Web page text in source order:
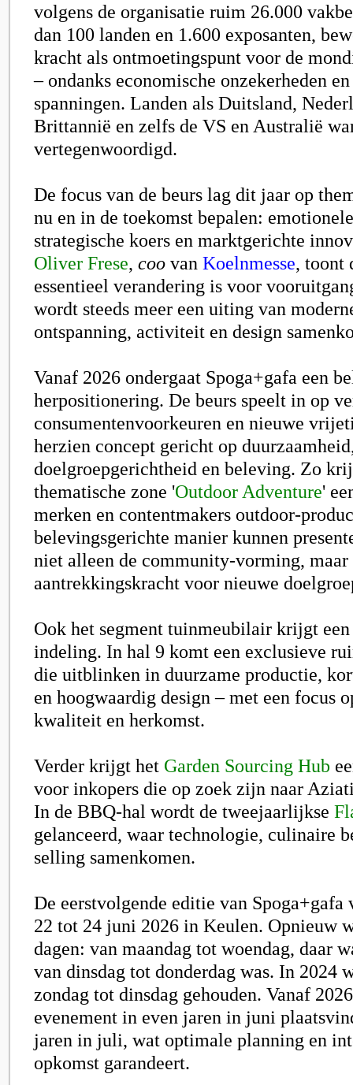
volgens de organisatie ruim 26.000
dan 100 landen en 1.600 exposanten,
kracht als ontmoetingspunt voor de
– ondanks economische onzekerheden
spanningen. Landen als Duitsland,
Brittannië en zelfs de VS en Australië
vertegenwoordigd.
De focus van de beurs lag dit jaar op
nu en in de toekomst bepalen:
strategische koers en marktgerichte
Oliver Frese, coo van Koelnmesse, toont
essentieel verandering is voor
wordt steeds meer een uiting van
ontspanning, activiteit en design
Vanaf 2026 ondergaat Spoga+gafa een
herpositionering. De beurs speelt in op
consumentenvoorkeuren en nieuwe
herzien concept gericht op
doelgroepgerichtheid en beleving. Zo
thematische zone 'Outdoor Adventure'
merken en contentmakers outdoor-
belevingsgerichte manier kunnen
niet alleen de community-vorming,
aantrekkingskracht voor nieuwe
Ook het segment tuinmeubilair krijgt
indeling. In hal 9 komt een exclusieve
die uitblinken in duurzame productie,
en hoogwaardig design – met een focus
kwaliteit en herkomst.
Verder krijgt het Garden Sourcing Hub
voor inkopers die op zoek zijn naar
In de BBQ-hal wordt de tweejaarlijkse
gelanceerd, waar technologie, culinaire
selling samenkomen.
De eerstvolgende editie van Spoga+gafa
22 tot 24 juni 2026 in Keulen. Opnieuw
dagen: van maandag tot woendag, daar
van dinsdag tot donderdag was. In 2024
zondag tot dinsdag gehouden. Vanaf
evenement in even jaren in juni
jaren in juli, wat optimale planning en
opkomst garandeert.